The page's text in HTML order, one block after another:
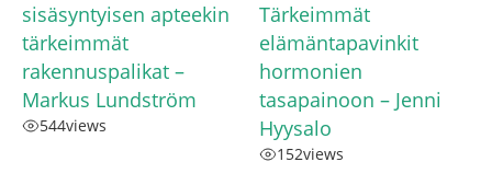
sisäsyntyisen apteekin
tärkeimmät
rakennuspalikat –
Markus Lundström
544views
Tärkeimmät
elämäntapavinkit
hormonien
tasapainoon – Jenni
Hyysalo
152views